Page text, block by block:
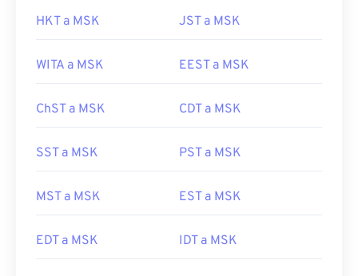
HKT a MSK JST a MSK
WITA a MSK EEST a MSK
ChST a MSK CDT a MSK
SST a MSK PST a MSK
MST a MSK EST a MSK
EDT a MSK IDT a MSK